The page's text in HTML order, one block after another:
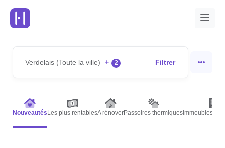
Verdelais (Toute la ville) + 2 Filtrer
Nouveautés Les plus rentablesA rénoverPassoires thermiques Immeubles de